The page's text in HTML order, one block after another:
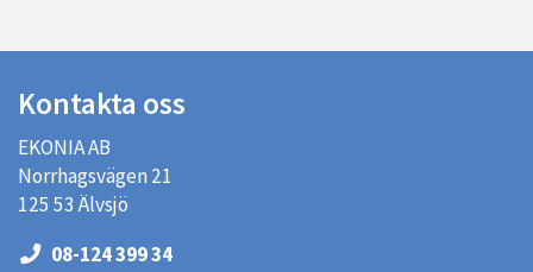
Kontakta oss
EKONIA AB
Norrhagsvägen 21
125 53 Älvsjö
08-124 399 34